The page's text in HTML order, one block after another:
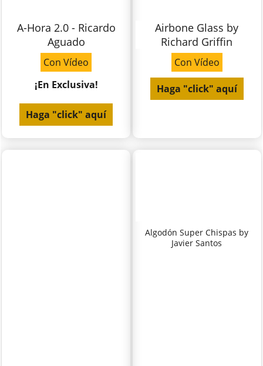
A-Hora 2.0 - Ricardo
Aguado
Con Vídeo
¡En Exclusiva!
Haga "click" aquí
Airbone Glass by
Richard Griffin
Con Vídeo
Haga "click" aquí
Algodón Super Chispas by
Javier Santos